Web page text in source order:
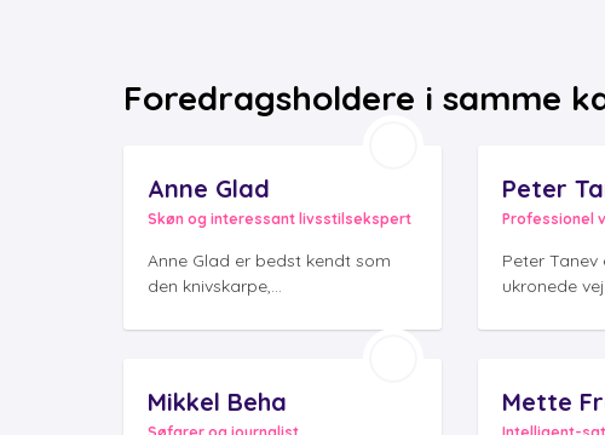
Foredragsholdere i samme
Anne Glad
Skøn og interessant livsstilsekspert
Anne Glad er bedst kendt som
den knivskarpe,...
Peter
Professionel
Peter Tanev
ukronede
Mikkel Beha Mette